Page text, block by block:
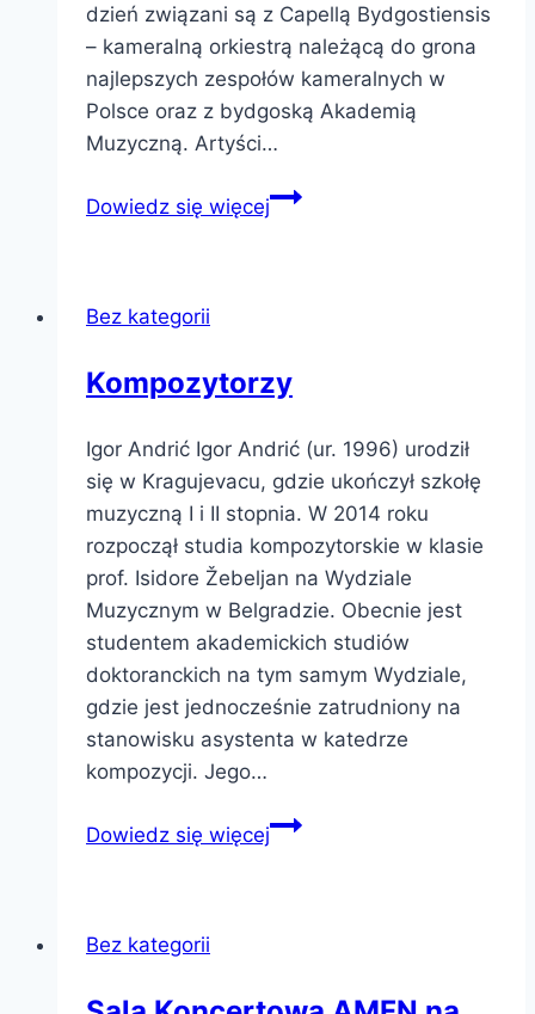
dzień związani są z Capellą Bydgostiensis
– kameralną orkiestrą należącą do grona
najlepszych zespołów kameralnych w
Polsce oraz z bydgoską Akademią
Muzyczną. Artyści…
Dowiedz się więcejMuzycy
Bez kategorii
Kompozytorzy
Igor Andrić Igor Andrić (ur. 1996) urodził
się w Kragujevacu, gdzie ukończył szkołę
muzyczną I i II stopnia. W 2014 roku
rozpoczął studia kompozytorskie w klasie
prof. Isidore Žebeljan na Wydziale
Muzycznym w Belgradzie. Obecnie jest
studentem akademickich studiów
doktoranckich na tym samym Wydziale,
gdzie jest jednocześnie zatrudniony na
stanowisku asystenta w katedrze
kompozycji. Jego…
Dowiedz się więcejKompozytorzy
Bez kategorii